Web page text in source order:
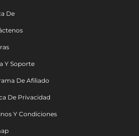
De
Y Soporte
De Afiliado
De Privacidad
Y Condiciones